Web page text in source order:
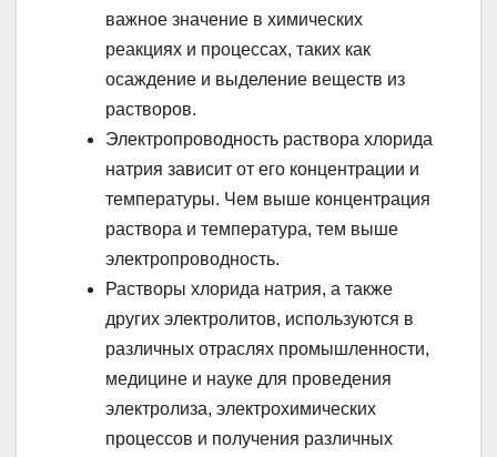
важное значение в химических
реакциях и процессах, таких как
осаждение и выделение веществ из
растворов.
Электропроводность раствора хлорида
натрия зависит от его концентрации и
температуры. Чем выше концентрация
раствора и температура, тем выше
электропроводность.
Растворы хлорида натрия, а также
других электролитов, используются в
различных отраслях промышленности,
медицине и науке для проведения
электролиза, электрохимических
процессов и получения различных